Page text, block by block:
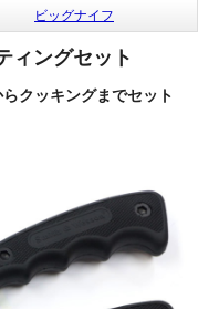
ビッグナイフ
ィングセット
クッキングまでセット